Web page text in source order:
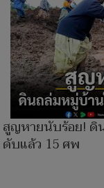
สูญหายนับร้อย! ดิ
ดับแล้ว 15 ศพ